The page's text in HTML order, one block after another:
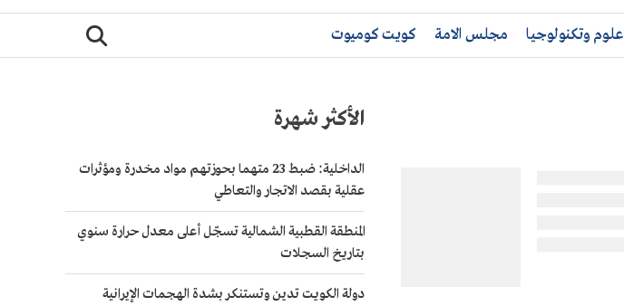
علوم وتكنولوجيا مجلس الامة كويت كوميوت
الأكثر شهرة
الداخلية: ضبط 23 متهما بحوزتهم مواد مخدرة ومؤثرات
عقلية بقصد الاتجار والتعاطي
المنطقة القطبية الشمالية تسجّل أعلى معدل حرارة سنوي
بتاريخ السجلات
دولة الكويت تدين وتستنكر بشدة الهجمات الإيرانية